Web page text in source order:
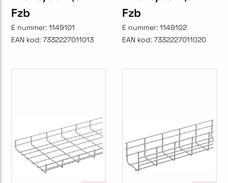
Fzb
E nummer: 1149101
EAN kod: 7332227011013
Fzb
E nummer: 1149102
EAN kod: 7332227011020